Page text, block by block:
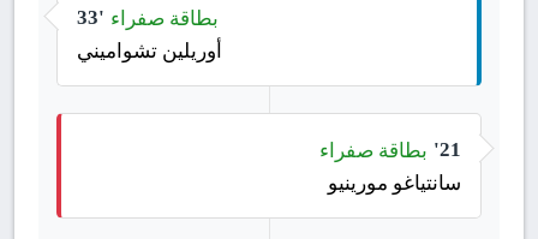
33' بطاقة صفراء
أوريلين تشواميني
21' بطاقة صفراء
سانتياغو مورينيو